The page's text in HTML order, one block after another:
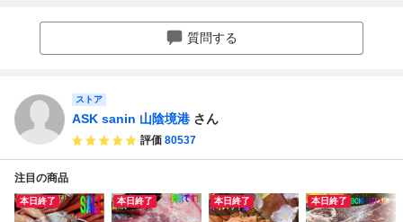
う。
質問する
ストア
ASK sanin 山陰境港 さん
評価 80537
注目の商品
本日終了 本日終了 本日終了 本日終了